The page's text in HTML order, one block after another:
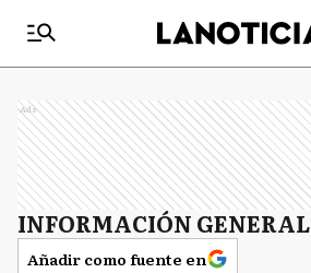
Ads
INFORMACIÓN GENERAL
Añadir como fuente en